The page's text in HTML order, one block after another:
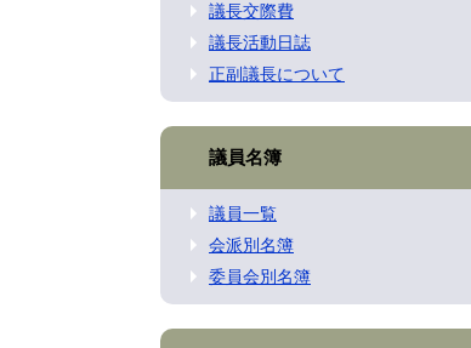
議長交際費
議長活動日誌
正副議長について
議員名簿
議員一覧
会派別名簿
委員会別名簿